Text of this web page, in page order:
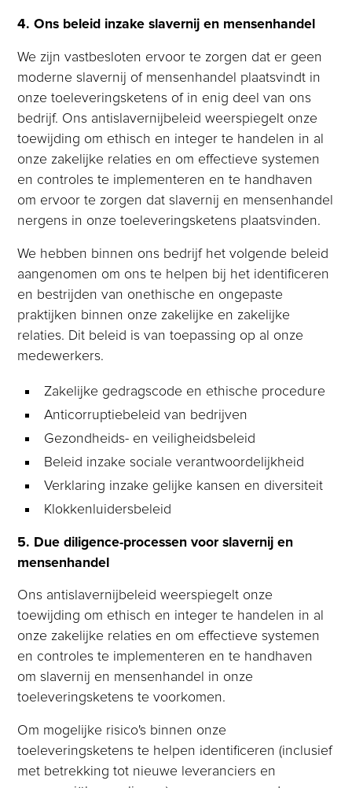
4. Ons beleid inzake slavernij en mensenhandel
We zijn vastbesloten ervoor te zorgen dat er geen
moderne slavernij of mensenhandel plaatsvindt in
onze toeleveringsketens of in enig deel van ons
bedrijf. Ons antislavernijbeleid weerspiegelt onze
toewijding om ethisch en integer te handelen in al
onze zakelijke relaties en om effectieve systemen
en controles te implementeren en te handhaven
om ervoor te zorgen dat slavernij en mensenhandel
nergens in onze toeleveringsketens plaatsvinden.
We hebben binnen ons bedrijf het volgende beleid
aangenomen om ons te helpen bij het identificeren
en bestrijden van onethische en ongepaste
praktijken binnen onze zakelijke en zakelijke
relaties. Dit beleid is van toepassing op al onze
medewerkers.
Zakelijke gedragscode en ethische procedure
Anticorruptiebeleid van bedrijven
Gezondheids- en veiligheidsbeleid
Beleid inzake sociale verantwoordelijkheid
Verklaring inzake gelijke kansen en diversiteit
Klokkenluidersbeleid
5. Due diligence-processen voor slavernij en
mensenhandel
Ons antislavernijbeleid weerspiegelt onze
toewijding om ethisch en integer te handelen in al
onze zakelijke relaties en om effectieve systemen
en controles te implementeren en te handhaven
om slavernij en mensenhandel in onze
toeleveringsketens te voorkomen.
Om mogelijke risico's binnen onze
toeleveringsketens te helpen identificeren (inclusief
met betrekking tot nieuwe leveranciers en